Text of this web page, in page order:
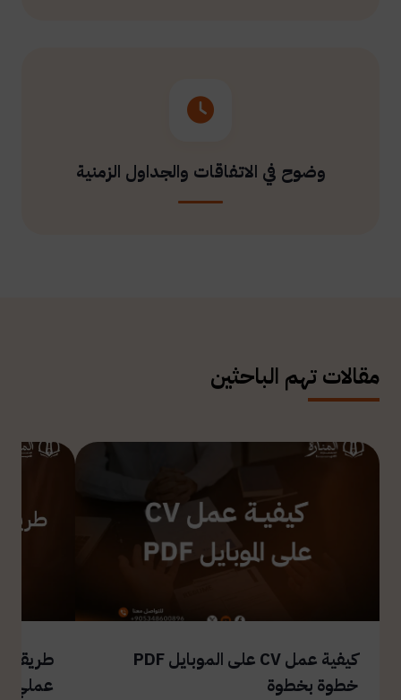
وضوح في الاتفاقات والجداول الزمنية
مقالات تهم الباحثين
كيفية عمل CV على الموبايل PDF
خطوة بخطوة
طريقة
عملي